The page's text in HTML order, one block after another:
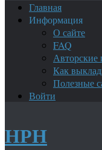
Главная
Информация
О сайте
FAQ
Авторские
Как
Полезные
Войти
НРН